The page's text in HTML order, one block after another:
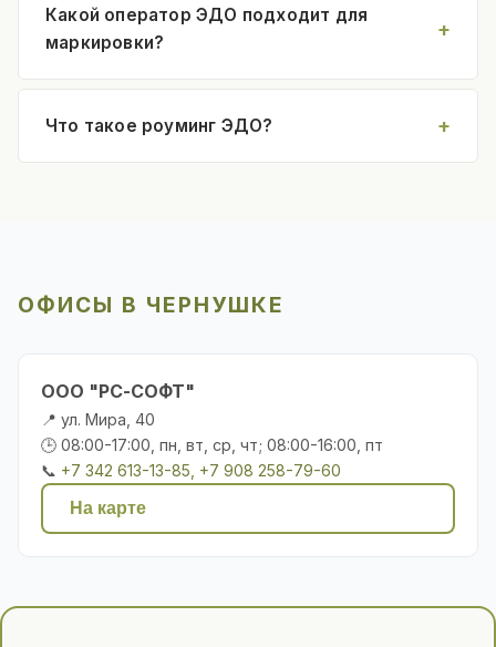
Какой оператор ЭДО подходит для
маркировки?
Что такое роуминг ЭДО?
ОФИСЫ В ЧЕРНУШКЕ
ООО "РС-СОФТ"
📍 ул. Мира, 40
🕒 08:00-17:00, пн, вт, ср, чт; 08:00-16:00, пт
📞 +7 342 613-13-85, +7 908 258-79-60
На карте